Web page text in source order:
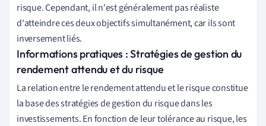
risque. Cependant, il n'est généralement pas réaliste
d'atteindre ces deux objectifs simultanément, car ils sont
inversement liés.
Informations pratiques : Stratégies de gestion du
rendement attendu et du risque
La relation entre le rendement attendu et le risque constitue
la base des stratégies de gestion du risque dans les
investissements. En fonction de leur tolérance au risque, les